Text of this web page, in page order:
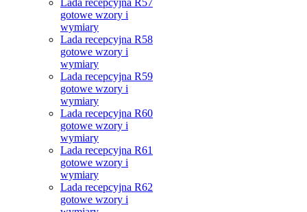
Lada recepcyjna R57
gotowe wzory i
wymiary
Lada recepcyjna R58
gotowe wzory i
wymiary
Lada recepcyjna R59
gotowe wzory i
wymiary
Lada recepcyjna R60
gotowe wzory i
wymiary
Lada recepcyjna R61
gotowe wzory i
wymiary
Lada recepcyjna R62
gotowe wzory i